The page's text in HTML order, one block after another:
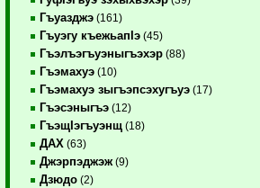
Гъуазджэ (161)
Гъуэгу къежьапIэ (45)
Гъэлъэгъуэныгъэхэр (88)
Гъэмахуэ (10)
Гъэмахуэ зыгъэпсэхугъуэ (17)
Гъэсэныгъэ (12)
ГъэщIэгъуэнщ (18)
ДАХ (63)
Джэрпэджэж (9)
Дзюдо (2)